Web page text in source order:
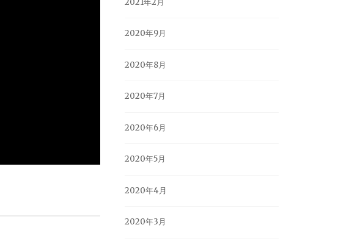
2020年9月
2020年8月
2020年7月
2020年6月
2020年5月
2020年4月
2020年3月